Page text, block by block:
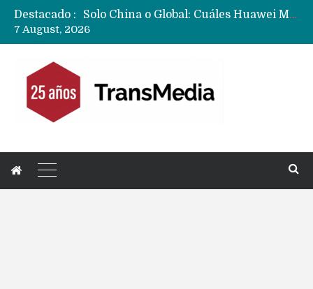
Destacado :
Data Centers de Huawei en Chile, México, Brasil,Perú y Argentina podrían verse afectados por arremetida de EE.UU
7 August, 2026